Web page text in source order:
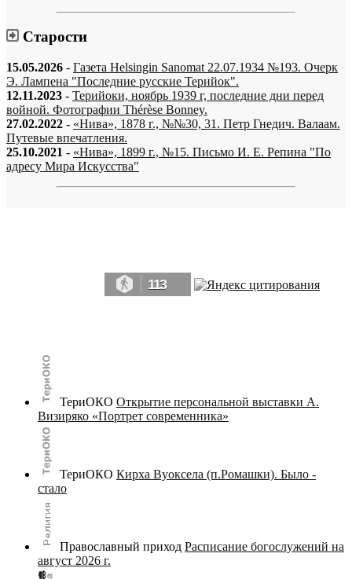
Старости
15.05.2026 - Газета Helsingin Sanomat 22.07.1934 №193. Очерк
Э. Лампена "Последние русские Терийок".
12.11.2023 - Терийоки, ноябрь 1939 г, последние дни перед
войной. Фотографии Thérèse Bonney.
27.02.2022 - «Нива», 1878 г., №№30, 31. Петр Гнедич. Валаам.
Путевые впечатления.
25.10.2021 - «Нива», 1899 г., №15. Письмо И. Е. Репина "По
адресу Мира Искусства"
113
ТериОКО Открытие персональной выставки А.
Визиряко «Портрет современника»
ТериОКО Кирха Вуоксела (п.Ромашки). Было -
стало
Православный приход Расписание богослужений на
август 2026 г.